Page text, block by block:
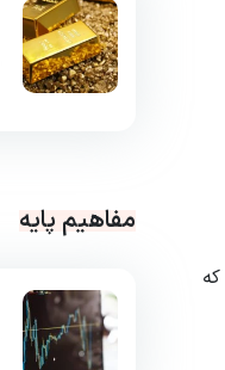
مفاهیم پایه